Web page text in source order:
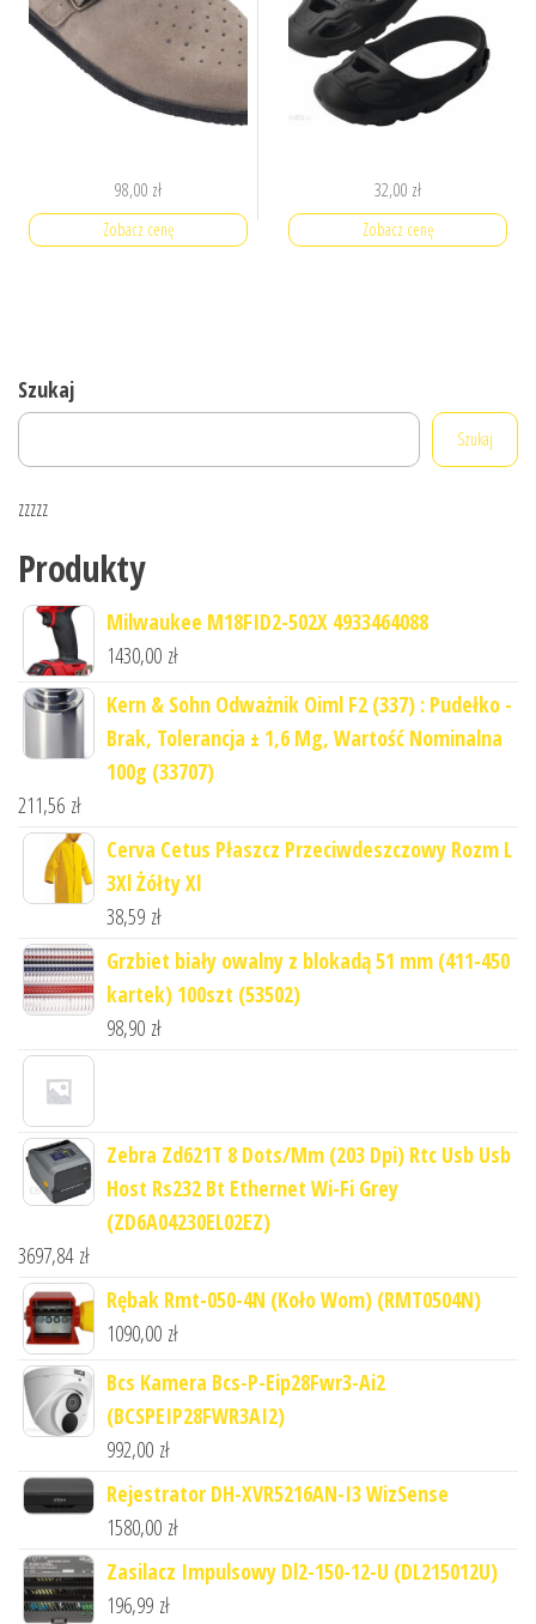
98,00 zł
Zobacz cenę
32,00 zł
Zobacz cenę
Szukaj
Szukaj
zzzzz
Produkty
Milwaukee M18FID2-502X 4933464088
1430,00 zł
Kern & Sohn Odważnik Oiml F2 (337) : Pudełko -
Brak, Tolerancja ± 1,6 Mg, Wartość Nominalna
100g (33707)
211,56 zł
Cerva Cetus Płaszcz Przeciwdeszczowy Rozm L
3Xl Żółty Xl
38,59 zł
Grzbiet biały owalny z blokadą 51 mm (411-450
kartek) 100szt (53502)
98,90 zł
Zebra Zd621T 8 Dots/Mm (203 Dpi) Rtc Usb Usb
Host Rs232 Bt Ethernet Wi-Fi Grey
(ZD6A04230EL02EZ)
3697,84 zł
Rębak Rmt-050-4N (Koło Wom) (RMT0504N)
1090,00 zł
Bcs Kamera Bcs-P-Eip28Fwr3-Ai2
(BCSPEIP28FWR3AI2)
992,00 zł
Rejestrator DH-XVR5216AN-I3 WizSense
1580,00 zł
Zasilacz Impulsowy Dl2-150-12-U (DL215012U)
196,99 zł